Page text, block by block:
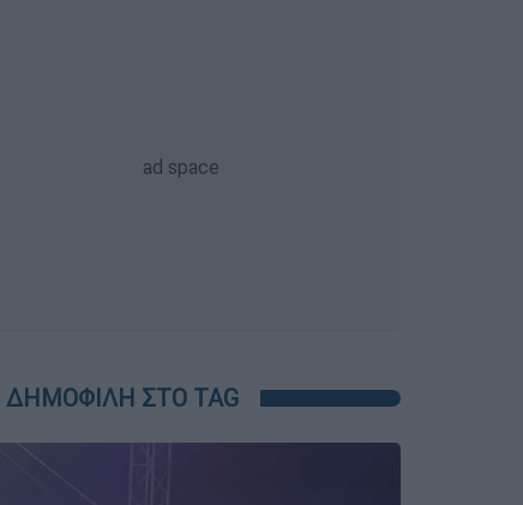
ΔΗΜΟΦΙΛΗ ΣΤΟ TAG